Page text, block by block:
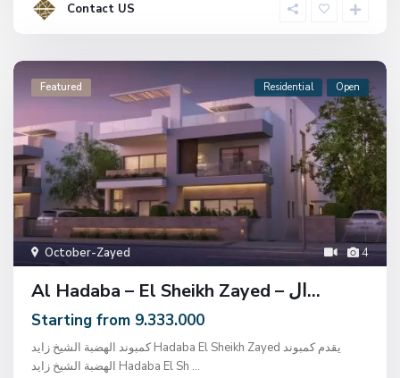
Contact US
4
October-Zayed
Featured Residential Open
Al Hadaba – El Sheikh Zayed – ال...
Starting from 9.333.000
كمبوند الهضبة الشيخ زايد Hadaba El Sheikh Zayed يقدم كمبوند
الهضبة الشيخ زايد Hadaba El Sh ...